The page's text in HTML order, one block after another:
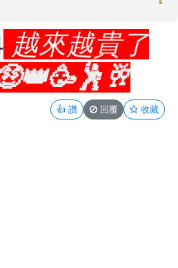
越來越貴了
👍 讚 回覆 收藏